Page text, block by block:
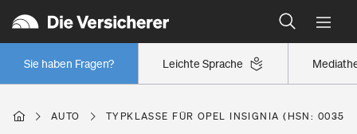
Leichte Sprache
Sie haben Fragen?
Wer versichert was: Jetzt Versicherer finden
Regionalklassen: So ist Ihre Region eingestuft
Wer versichert was: Jetzt Versicherer finden
AUTO TYPKLASSE FÜR OPEL INSIGNIA (HSN: 0035,